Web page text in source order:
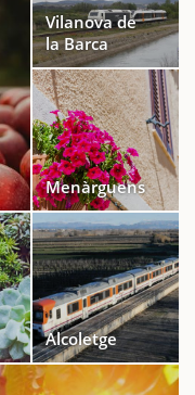
Vilanova de
la Barca
Menàrguens
Alcoletge